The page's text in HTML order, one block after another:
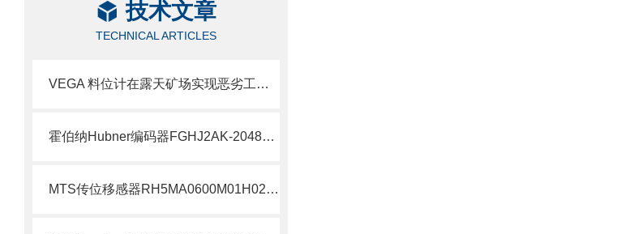
技术文章
TECHNICAL ARTICLES
VEGA 料位计在露天矿场实现恶劣工况下的精准测量
霍伯纳Hubner编码器FGHJ2AK-2048G-90G-NG/16K介绍
MTS传位移感器RH5MA0600M01H021S1011G8现货支持